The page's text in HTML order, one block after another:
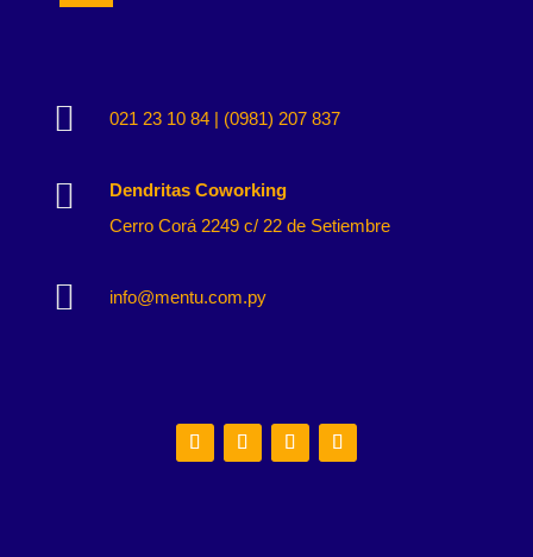
 021 23 10 84 | (0981) 207 837

Dendritas Coworking
Cerro Corá 2249 c/ 22 de Setiembre
 info@mentu.com.py